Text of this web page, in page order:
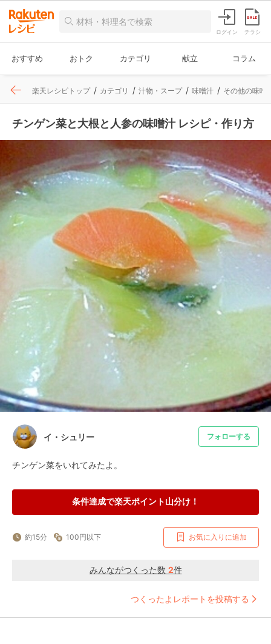
ログイン チラシ
おすすめ おトク カテゴリ 献立 コラム
楽天レシピトップ カテゴリ 汁物・スープ 味噌汁 その他の味噌
チンゲン菜と大根と人参の味噌汁 レシピ・作り方
イ・シュリー フォローする
チンゲン菜をいれてみたよ。
条件達成で楽天ポイント山分け！
約15分 100円以下 お気に入りに追加
みんながつくった数 2件
つくったよレポートを投稿する